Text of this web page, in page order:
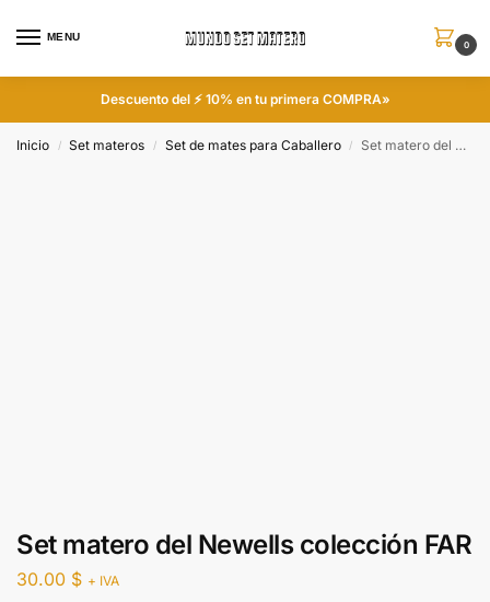
MENU
0
Descuento del ⚡ 10% en tu primera COMPRA»
Inicio / Set materos / Set de mates para Caballero / Set matero del Newells colección FAR
Set matero del Newells colección FAR
30.00 $ + IVA